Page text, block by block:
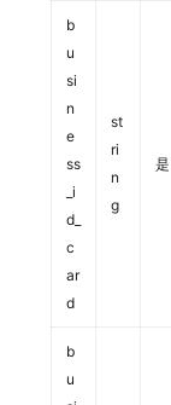
b
u
si
n
e
ss
_i
d_
c
ar
d
st
ri
n
g
是
b
u